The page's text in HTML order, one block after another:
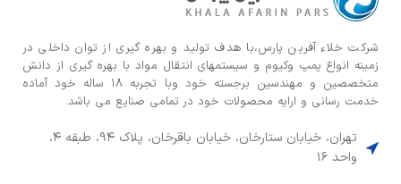
شركت خلاء آفرین پارس،با هدف توليد و بهره گيری از توان داخلی در
زمينه انواع پمپ وكيوم و سیستمهای انتقال مواد با بهره گيری از دانش
متخصصين و مهندسين برجسته خود وبا تجربه ۱۸ ساله خود آماده
خدمت رسانی و ارایه محصولات خود در تمامی صنایع می باشد.
تهران، خیابان ستارخان، خیابان باقرخان، پلاک ۹۴، طبقه ۴،
واحد ۱۶